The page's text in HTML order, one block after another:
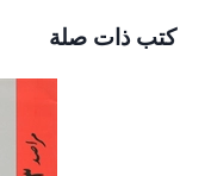
كتب ذات صلة